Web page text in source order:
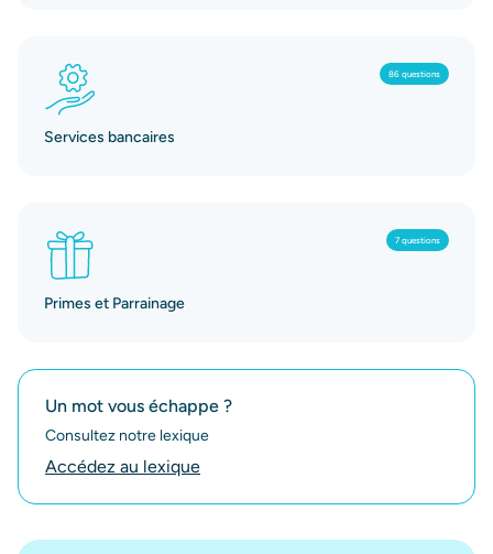
86 questions
Services bancaires
7 questions
Primes et Parrainage
Un mot vous échappe ?
Consultez notre lexique
Accédez au lexique